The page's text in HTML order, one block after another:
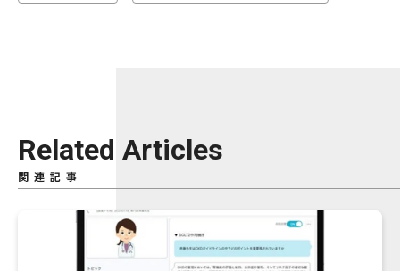
Related Articles
関連記事